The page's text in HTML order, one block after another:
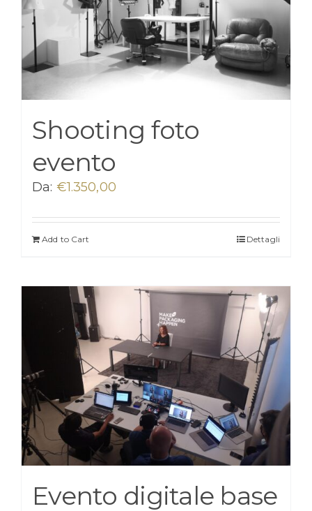
Shooting foto
evento
Da: €1.350,00
Add to Cart Dettagli
Evento digitale base